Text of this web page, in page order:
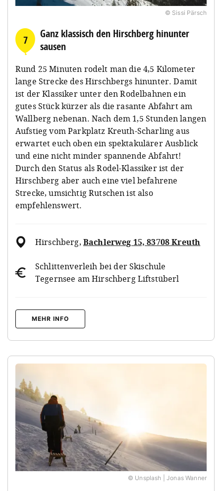
© Sissi Pärsch
7
Ganz klassisch den Hirschberg hinunter
sausen
Rund 25 Minuten rodelt man die 4,5 Kilometer
lange Strecke des Hirschbergs hinunter. Damit
ist der Klassiker unter den Rodelbahnen ein
gutes Stück kürzer als die rasante Abfahrt am
Wallberg nebenan. Nach dem 1,5 Stunden langen
Aufstieg vom Parkplatz Kreuth-Scharling aus
erwartet euch oben ein spektakulärer Ausblick
und eine nicht minder spannende Abfahrt!
Durch den Status als Rodel-Klassiker ist der
Hirschberg aber auch eine viel befahrene
Strecke, umsichtig Rutschen ist also
empfehlenswert.
Hirschberg, Bachlerweg 15, 83708 Kreuth
Schlittenverleih bei der Skischule
Tegernsee am Hirschberg Liftstüberl
MEHR INFO
© Unsplash | Jonas Wanner